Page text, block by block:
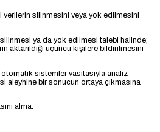
silinmesini veya yok edilmesini
ya da yok edilmesi talebi halinde;
aktarıldığı üçüncü kişilere bildirilmesini
sistemler vasıtasıyla analiz
aleyhine bir sonucun ortaya çıkmasına
alma.